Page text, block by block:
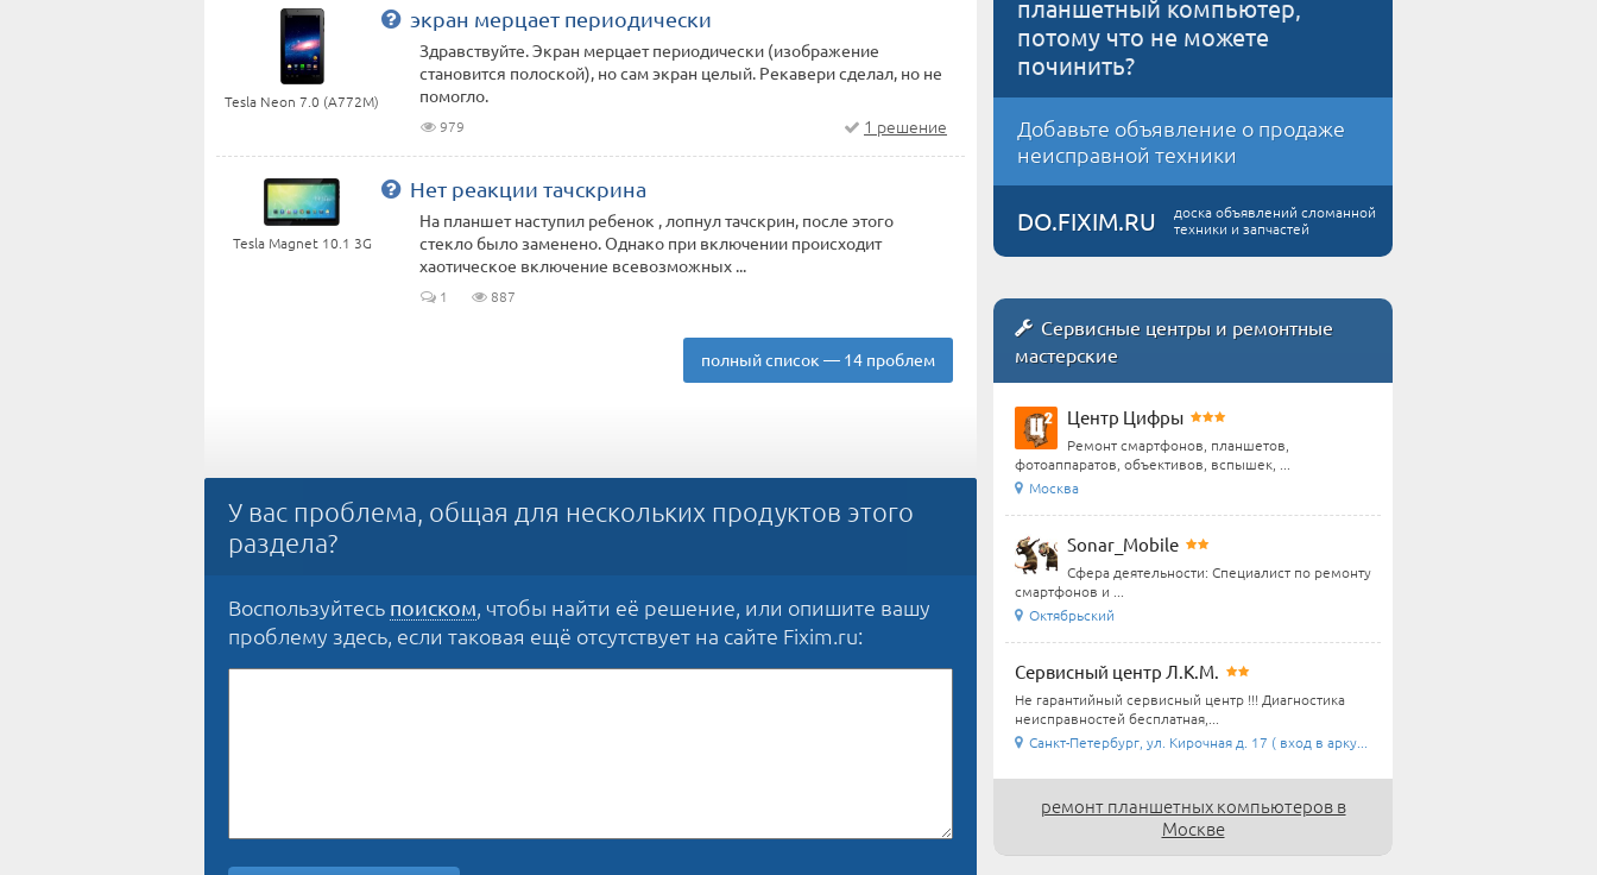
Tesla Neon 7.0 (A772M)
экран мерцает периодически
Здравствуйте. Экран мерцает периодически (изображение
становится полоской), но сам экран целый. Рекавери сделал, но не
помогло.
979 1 решение
Tesla Magnet 10.1 3G
Нет реакции тачскрина
На планшет наступил ребенок , лопнул тачскрин, после этого
стекло было заменено. Однако при включении происходит
хаотическое включение всевозможных ...
1 887
полный список — 14 проблем
У вас проблема, общая для нескольких продуктов этого
раздела?
Воспользуйтесь поиском, чтобы найти её решение, или опишите вашу
проблему здесь, если таковая ещё отсутствует на сайте Fixim.ru:
планшетный компьютер,
потому что не можете
починить?
Добавьте объявление о продаже
неисправной техники
DO.FIXIM.RU
доска объявлений сломанной
техники и запчастей
Сервисные центры и ремонтные
мастерские
Центр Цифры
Ремонт смартфонов, планшетов,
фотоаппаратов, объективов, вспышек, ...
Москва
Sonar_Mobile
Сфера деятельности: Специалист по ремонту
смартфонов и ...
Октябрьский
Сервисный центр Л.К.М.
Не гарантийный сервисный центр !!! Диагностика
неисправностей бесплатная,...
Санкт-Петербург, ул. Кирочная д. 17 ( вход в арку...
ремонт планшетных компьютеров в
Москве